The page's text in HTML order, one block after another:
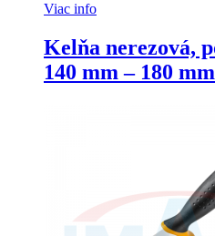
Viac info
Kelňa nerezová,
140 mm – 180 mm